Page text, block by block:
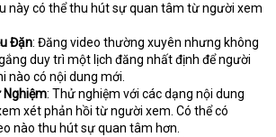
này có thể thu hút sự quan tâm từ người xem
Đặn: Đăng video thường xuyên nhưng không
duy trì một lịch đăng nhất định để người
nào có nội dung mới.
Nghiệm: Thử nghiệm với các dạng nội dung
xét phản hồi từ người xem. Có thể có
nào thu hút sự quan tâm hơn.